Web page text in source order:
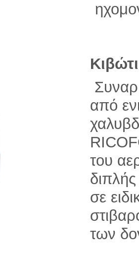
από
του
σε
των